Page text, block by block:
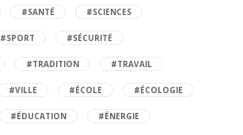
#SANTÉ #SCIENCES
#SPORT #SÉCURITÉ
#TRADITION #TRAVAIL
#VILLE #ÉCOLE #ÉCOLOGIE
#ÉDUCATION #ÉNERGIE